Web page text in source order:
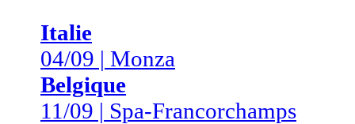
Italie
04/09 | Monza
Belgique
11/09 | Spa-Francorchamps